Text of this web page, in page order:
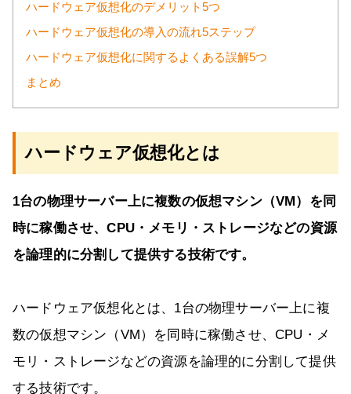
ハードウェア仮想化のデメリット5つ
ハードウェア仮想化の導入の流れ5ステップ
ハードウェア仮想化に関するよくある誤解5つ
まとめ
ハードウェア仮想化とは
1台の物理サーバー上に複数の仮想マシン（VM）を同
時に稼働させ、CPU・メモリ・ストレージなどの資源
を論理的に分割して提供する技術です。
ハードウェア仮想化とは、1台の物理サーバー上に複
数の仮想マシン（VM）を同時に稼働させ、CPU・メ
モリ・ストレージなどの資源を論理的に分割して提供
する技術です。